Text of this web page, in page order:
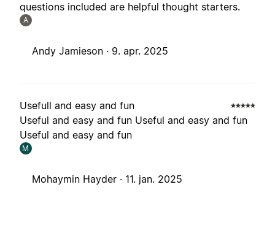
questions included are helpful thought starters.
A
Andy Jamieson · 9. apr. 2025
Usefull and easy and fun
Useful and easy and fun Useful and easy and fun
Useful and easy and fun
M
Mohaymin Hayder · 11. jan. 2025